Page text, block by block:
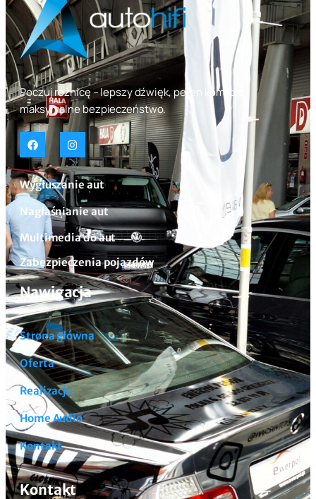
Poczuj różnicę – lepszy dźwięk, pełen komfort,
maksymalne bezpieczeństwo.
Wygłuszanie aut
Nagłaśnianie aut
Multimedia do aut
Zabezpieczenia pojazdów
Nawigacja
Strona główna
Oferta
Realizacje
Home Audio
Kontakt
Kontakt